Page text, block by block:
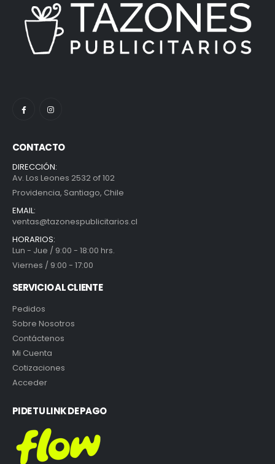
CONTACTO
DIRECCIÓN:
Av. Los Leones 2532 of 102
Providencia, Santiago, Chile
EMAIL:
ventas@tazonespublicitarios.cl
HORARIOS:
Lun - Jue / 9:00 - 18:00 hrs.
Viernes / 9:00 - 17:00
SERVICIO AL CLIENTE
Pedidos
Sobre Nosotros
Contáctenos
Mi Cuenta
Cotizaciones
Acceder
PIDE TU LINK DE PAGO